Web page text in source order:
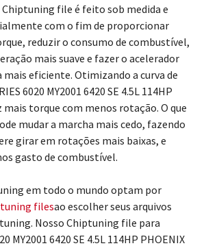
Chiptuning file é feito sob medida e
com o fim de proporcionar
reduzir o consumo de combustível,
mais suave e fazer o acelerador
eficiente. Otimizando a curva de
6020 MY2001 6420 SE 4.5L 114HP
mais torque com menos rotação. O que
mudar a marcha mais cedo, fazendo
girar em rotações mais baixas, e
gasto de combustível.
em todo o mundo optam por
filesao escolher seus arquivos
Nosso Chiptuning file para
MY2001 6420 SE 4.5L 114HP PHOENIX